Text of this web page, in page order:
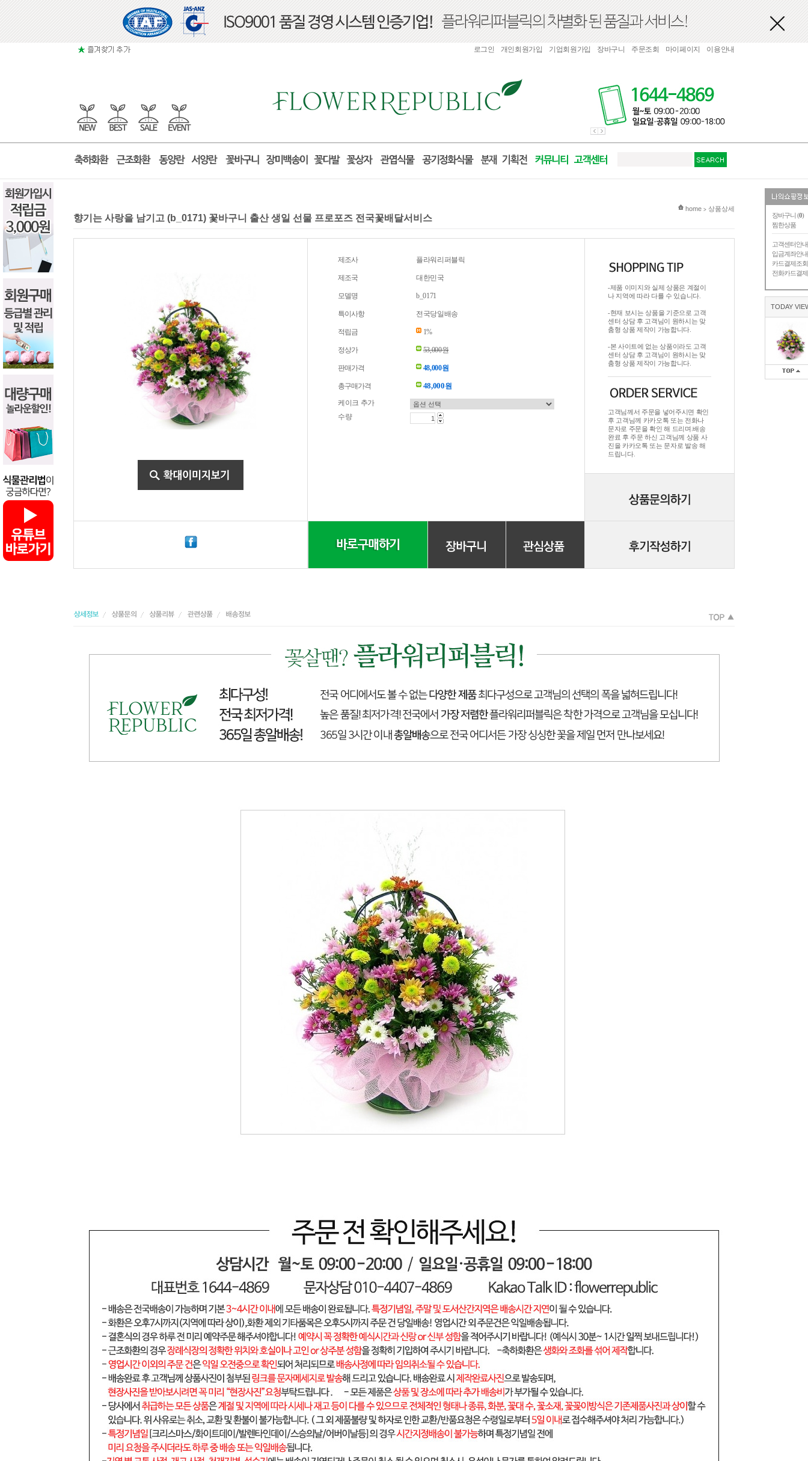
장바구니 (0)
찜한상품
고객센터안내
입금계좌안내
카드결제조회
전화카드결제
TODAY
로그인 개인회원가입 기업회원가입 장바구니 주문조회 마이페이지 이용안내
현재 위치
home > 상품상세
향기는 사랑을 남기고 (b_0171) 꽃바구니 출산 생일 선물 프로포즈 전국꽃배달서비스
제조사 플라워리퍼블릭
제조국 대한민국
모델명 b_0171
특이사항 전국당일배송
적립금 1%
정상가 53,000원
판매가격 48,000원
총구매가격 48,000원
케이크 추가
수량
-제품 이미지와 실제 상품은 계절이
나 지역에 따라 다를 수 있습니다.
-현재 보시는 상품을 기준으로 고객
센터 상담 후 고객님이 원하시는 맞
춤형 상품 제작이 가능합니다.
-본 사이트에 없는 상품이라도 고객
센터 상담 후 고객님이 원하시는 맞
춤형 상품 제작이 가능합니다.
고객님께서 주문을 넣어주시면 확인
후 고객님께 카카오톡 또는 전화나
문자로 주문을 확인 해 드리며.배송
완료 후 주문 하신 고객님께 상품 사
진을 카카오톡 또는 문자로 발송 해
드립니다.